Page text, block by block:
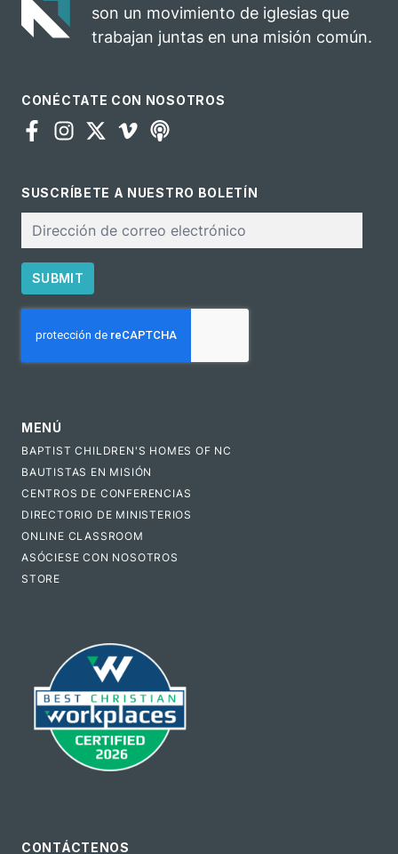
son un movimiento de iglesias que
trabajan juntas en una misión común.
CONÉCTATE CON NOSOTROS
SUSCRÍBETE A NUESTRO BOLETÍN
electrónico
SUBMIT
MENÚ
BAPTIST CHILDREN'S HOMES OF NC
BAUTISTAS EN MISIÓN
CENTROS DE CONFERENCIAS
DIRECTORIO DE MINISTERIOS
ONLINE CLASSROOM
ASÓCIESE CON NOSOTROS
STORE
CONTÁCTENOS